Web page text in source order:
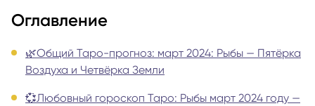
Оглавление
🌿Общий Таро-прогноз: март 2024: Рыбы — Пятёрка
Воздуха и Четвёрка Земли
💞Любовный гороскоп Таро: Рыбы март 2024 году —